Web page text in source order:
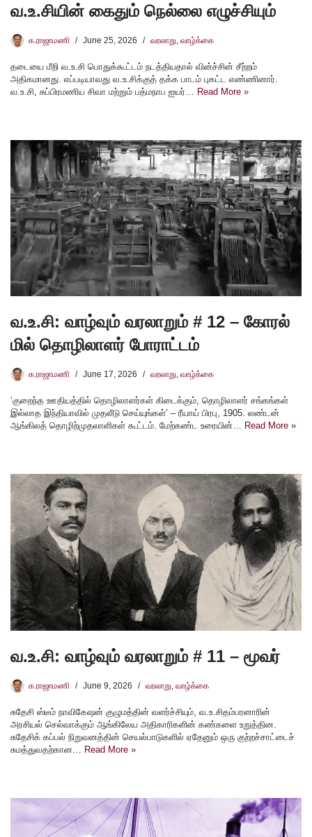
வ.உ.சியின் கைதும் நெல்லை எழுச்சியும்
க.ராஜாமணி June 25, 2026 வரலாறு வாழ்க்கை
தடையை மீறி வ.உ.சி பொதுக்கூட்டம் நடத்தியதால் வின்ச்சின் சீற்றம்
அதிகமானது. எப்படியாவது வ.உ.சிக்குத் தக்க பாடம் புகட்ட எண்ணினார்.
வ.உ.சி, சுப்பிரமணிய சிவா மற்றும் பத்மநாப ஐயர்…
Read More »
வ.உ.சி: வாழ்வும் வரலாறும் # 12 – கோரல்
மில் தொழிலாளர் போராட்டம்
க.ராஜாமணி June 17, 2026 வரலாறு வாழ்க்கை
‘குறைந்த ஊதியத்தில் தொழிலாளர்கள் கிடைக்கும், தொழிலாளர் சங்கங்கள்
இல்லாத இந்தியாவில் முதலீடு செய்யுங்கள்’ – ரீயாய் பிரபு, 1905. லண்டன்
ஆங்கிலத் தொழிற்முதலாளிகள் கூட்டம். மேற்கண்ட உரையின்… Read More »
வ.உ.சி: வாழ்வும் வரலாறும் # 11 – மூவர்
க.ராஜாமணி June 9, 2026 வரலாறு வாழ்க்கை
சுதேசி ஸ்டீம் நாவிகேஷன் குழுமத்தின் வளர்ச்சியும், வ.உ.சிதம்பரனாரின்
அரசியல் செல்வாக்கும் ஆங்கிலேய அதிகாரிகளின் கண்களை உறுத்தின.
சுதேசிக் கப்பல் நிறுவனத்தின் செயல்பாடுகளில் ஏதேனும் ஒரு குற்றச்சாட்டைச்
சுமத்துவதற்கான…
Read More »